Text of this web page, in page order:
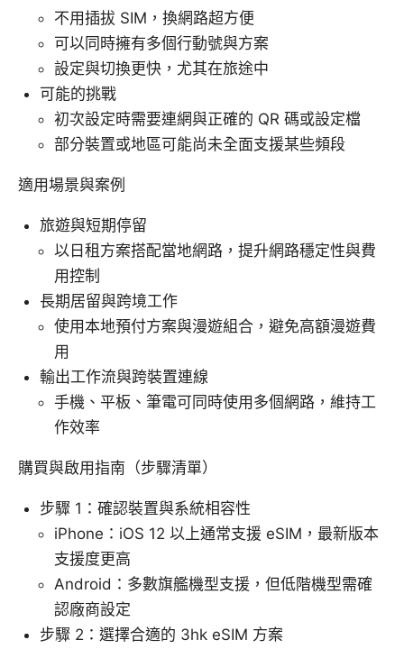
不用插拔 SIM，換網路超方便
可以同時擁有多個行動號與方案
設定與切換更快，尤其在旅途中
可能的挑戰
初次設定時需要連網與正確的 QR 碼或設定檔
部分裝置或地區可能尚未全面支援某些頻段
適用場景與案例
旅遊與短期停留
以日租方案搭配當地網路，提升網路穩定性與費
用控制
長期居留與跨境工作
使用本地預付方案與漫遊組合，避免高額漫遊費
用
輸出工作流與跨裝置連線
手機、平板、筆電可同時使用多個網路，維持工
作效率
購買與啟用指南（步驟清單）
步驟 1：確認裝置與系統相容性
iPhone：iOS 12 以上通常支援 eSIM，最新版本
支援度更高
Android：多數旗艦機型支援，但低階機型需確
認廠商設定
步驟 2：選擇合適的 3hk eSIM 方案